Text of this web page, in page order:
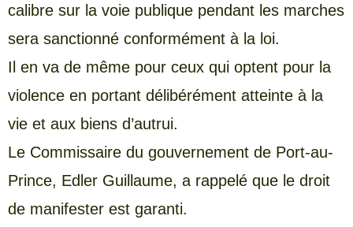
calibre sur la voie publique pendant les marches
sera sanctionné conformément à la loi.
Il en va de même pour ceux qui optent pour la
violence en portant délibérément atteinte à la
vie et aux biens d’autrui.
Le Commissaire du gouvernement de Port-au-
Prince, Edler Guillaume, a rappelé que le droit
de manifester est garanti.